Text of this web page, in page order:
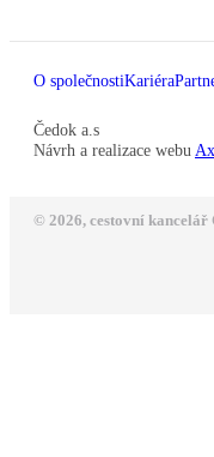
O společnostiKariéra
Čedok a.s
Návrh a realizace webu
© 2026, cestovní kancelář